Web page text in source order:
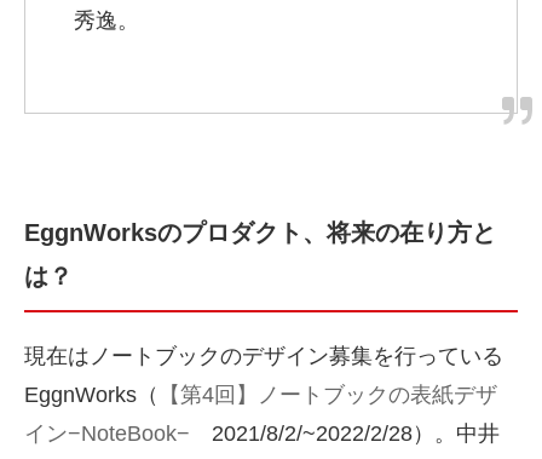
秀逸。
EggnWorksのプロダクト、将来の在り方と
は？
現在はノートブックのデザイン募集を行っている
EggnWorks（
【第4回】ノートブックの表紙デザ
イン−NoteBook− 2021/8/2/~2022/2/28）。中井